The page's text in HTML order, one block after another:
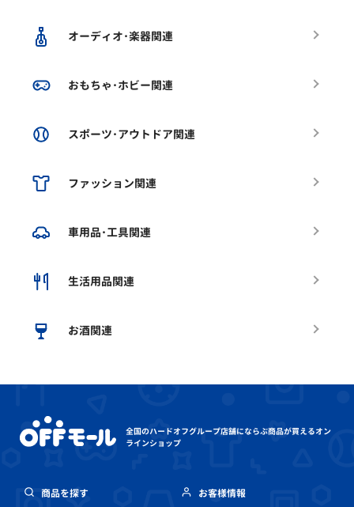
オーディオ･楽器関連
おもちゃ･ホビー関連
スポーツ･アウトドア関連
ファッション関連
車用品･工具関連
生活用品関連
お酒関連
全国のハードオフグループ店舗にならぶ商品が買えるオン
ラインショップ
商品を探す お客様情報